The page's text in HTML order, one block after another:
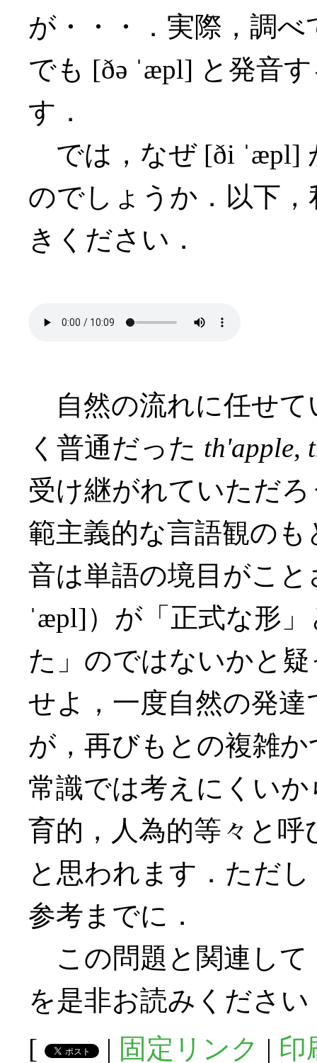
が・・・．実際，調
でも [ðə ˈæpl] と発音
す．
では，なぜ [ði ˈæpl]
のでしょうか．以下
きください．
自然の流れに任せて
く普通だった th'apple,
受け継がれていただ
範主義的な言語観の
音は単語の境目がこ
ˈæpl]）が「正式な形
た」のではないかと
せよ，一度自然の発
が，再びもとの複雑
常識では考えにくい
育的，人為的等々と
と思われます．ただ
参考までに．
この問題と関連して
を是非お読みください
[
| 固定リンク | 印